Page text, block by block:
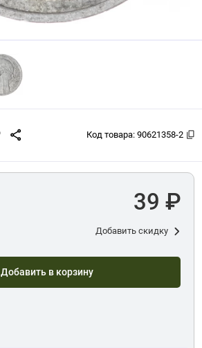
Код товара: 90621358-2
39 ₽
Добавить скидку
Добавить в корзину